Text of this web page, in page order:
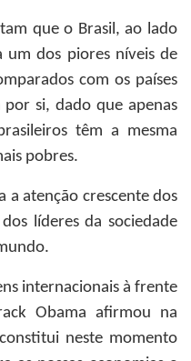
que o Brasil, ao lado
um dos piores níveis de
com os países
si, dado que apenas
têm a mesma
pobres.
a atenção crescente dos
líderes da sociedade
internacionais à frente
Obama afirmou na
neste momento